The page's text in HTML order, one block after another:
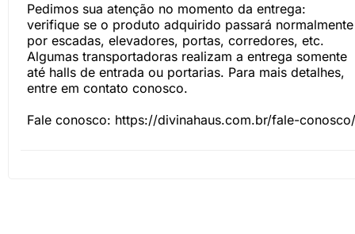
Pedimos sua atenção no momento da entrega:
verifique se o produto adquirido passará normalmente
por escadas, elevadores, portas, corredores, etc.
Algumas transportadoras realizam a entrega somente
até halls de entrada ou portarias. Para mais detalhes,
entre em contato conosco.
Fale conosco: https://divinahaus.com.br/fale-conosco/